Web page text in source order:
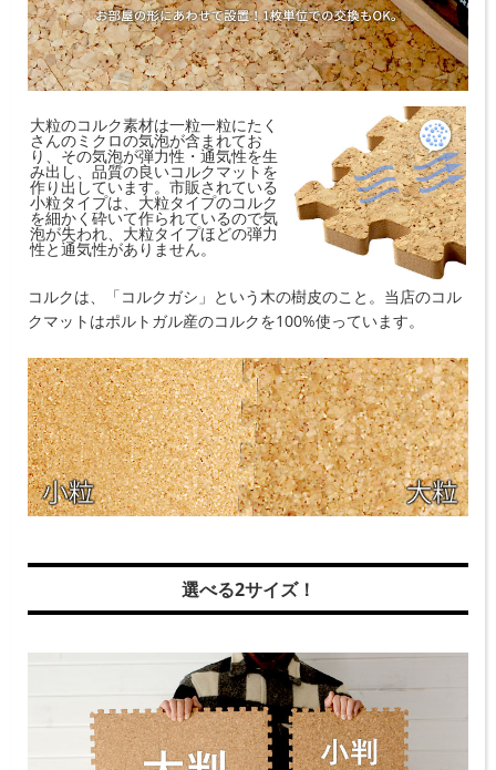
大粒のコルク素材は一粒一粒にたく
さんのミクロの気泡が含まれてお
り、その気泡が弾力性・通気性を生
み出し、品質の良いコルクマットを
作り出しています。市販されている
小粒タイプは、大粒タイプのコルク
を細かく砕いて作られているので気
泡が失われ、大粒タイプほどの弾力
性と通気性がありません。
コルクは、「コルクガシ」という木の樹皮のこと。当店のコル
クマットはポルトガル産のコルクを100%使っています。
選べる2サイズ！